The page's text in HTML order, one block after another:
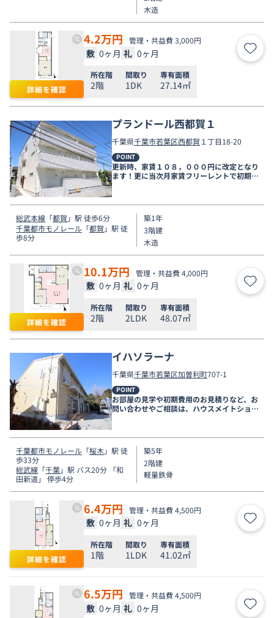
木造
詳細を確認
4.2万円 管理・共益費 3,000円
敷 0ヶ月 礼 0ヶ月 お気
所在階
2階
間取り
1DK
専有面積
27.14㎡
プランドール西都賀１
千葉県千葉市若葉区西都賀 １丁目18-20
POINT
更新時、家賃１０８，０００円に改定となり
ます！更に当次月家賃フリーレントで初期費
用軽減！
総武本線 「都賀 」駅 徒歩6分
千葉都市モノレール 「都賀 」駅 徒
歩8分
築1年
3階建
木造
詳細を確認
10.1万円 管理・共益費 4,000円
敷 0ヶ月 礼 0ヶ月 お気
所在階
2階
間取り
2LDK
専有面積
48.07㎡
イハソラーナ
千葉県千葉市若葉区加曽利町707-1
POINT
お部屋の見学や初期費用のお見積りなど、お
問い合わせやご相談は、ハウスメイトショッ
プ千葉店まで。
千葉都市モノレール 「桜木」駅 徒
歩33分
総武線 「千葉」駅 バス20分 「和
田新道」 停歩4分
築5年
2階建
軽量鉄骨
詳細を確認
6.4万円 管理・共益費 4,500円
敷 0ヶ月 礼 0ヶ月 お気
所在階
1階
間取り
1LDK
専有面積
41.02㎡
6.5万円 管理・共益費 4,500円
敷 0ヶ月 礼 0ヶ月 お気